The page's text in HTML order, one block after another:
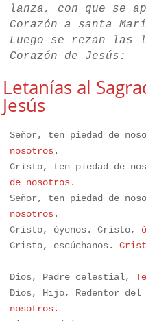
lanza, con que se
Corazón a santa
Luego se rezan las
Corazón de Jesús:
Letanías al
Jesús
Señor, ten piedad de
nosotros.
Cristo, ten piedad de
Señor, ten piedad de
nosotros.
Cristo, óyenos. Cristo,
Cristo, escúchanos.
Dios, Padre celestial,
Dios, Hijo, Redentor del